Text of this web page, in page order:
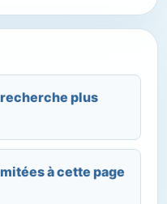
plus
à cette page